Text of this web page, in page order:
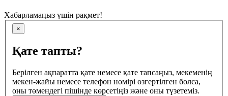
Хабарламаңыз үшін рақмет!
×
Қате тапты?
Берілген ақпаратта қате немесе қате тапсаңыз, мекеменің
мекен-жайы немесе телефон нөмірі өзгертілген болса,
оны төмендегі пішінде көрсетіңіз және оны түзетеміз.